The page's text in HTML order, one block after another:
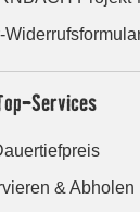
Services
& Abholen